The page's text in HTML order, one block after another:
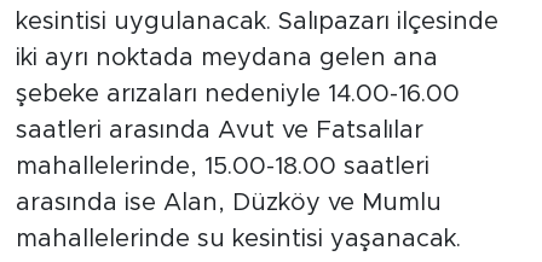
kesintisi uygulanacak. Salıpazarı ilçesinde
iki ayrı noktada meydana gelen ana
şebeke arızaları nedeniyle 14.00-16.00
saatleri arasında Avut ve Fatsalılar
mahallelerinde, 15.00-18.00 saatleri
arasında ise Alan, Düzköy ve Mumlu
mahallelerinde su kesintisi yaşanacak.